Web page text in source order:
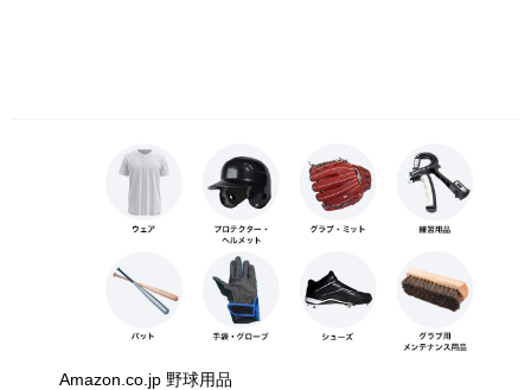
Amazon.co.jp 野球用品